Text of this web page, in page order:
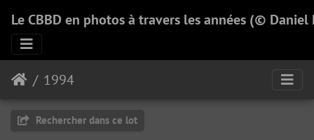
Le CBBD en photos à travers les années (©
1994
Rechercher dans ce lot